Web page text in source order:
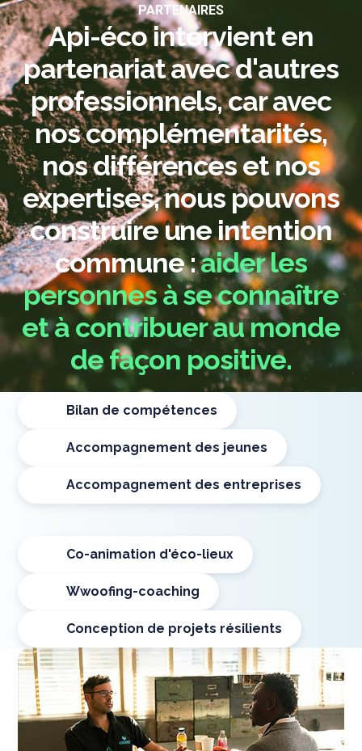
PARTENAIRES
Api-éco intervient en
partenariat avec d'autres
professionnels, car avec
nos complémentarités,
nos différences et nos
expertises, nous pouvons
construire une intention
commune :aider les
personnes à se connaître
et à contribuer au monde
de façon positive.
Bilan de compétences
Accompagnement des jeunes
Accompagnement des entreprises
Co-animation d'éco-lieux
Wwoofing-coaching
Conception de projets résilients